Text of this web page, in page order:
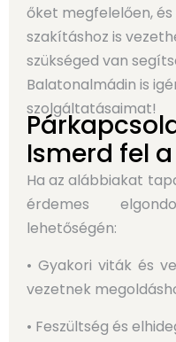
őket megfelelően,
szakításhoz is
szükséged van
Balatonalmádin is
szolgáltatásaimat!
Ismerd fel
Ha az alábbiakat
érdemes
lehetőségén:
• Gyakori viták és
vezetnek
• Feszültség és